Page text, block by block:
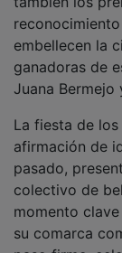
embellecen la
ganadoras de
Juana Bermejo
afirmación de
pasado,
colectivo de
momento clave
su comarca
paso firme,